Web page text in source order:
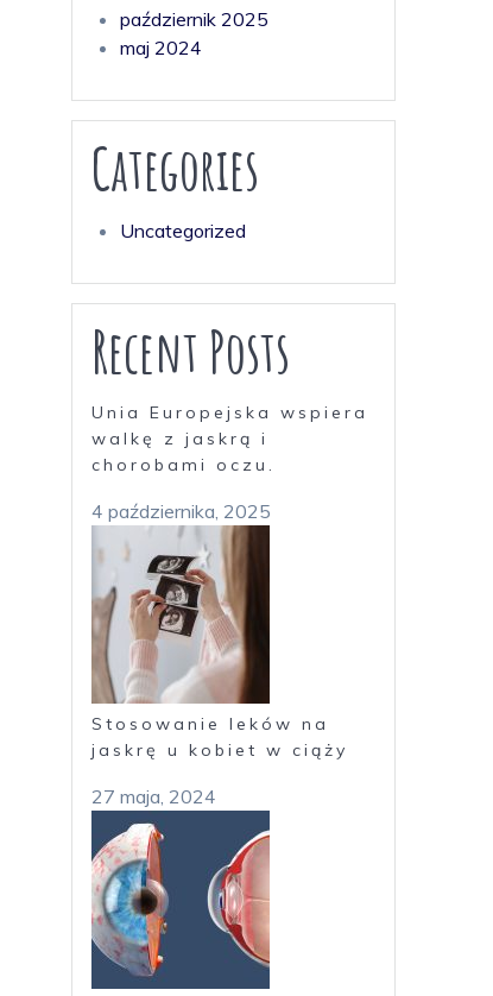
październik 2025
maj 2024
Categories
Uncategorized
Recent Posts
Unia Europejska wspiera
walkę z jaskrą i
chorobami oczu.
4 października, 2025
Stosowanie leków na
jaskrę u kobiet w ciąży
27 maja, 2024